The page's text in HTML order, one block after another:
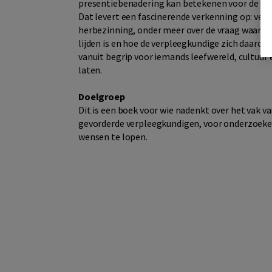
presentiebenadering kan betekenen voor de
Dat levert een fascinerende verkenning op:
herbezinning, onder meer over de vraag waar
lijden is en hoe de verpleegkundige zich
vanuit begrip voor iemands leefwereld, cultuur
laten.
Doelgroep
Dit is een boek voor wie nadenkt over het vak
gevorderde verpleegkundigen, voor
wensen te lopen.